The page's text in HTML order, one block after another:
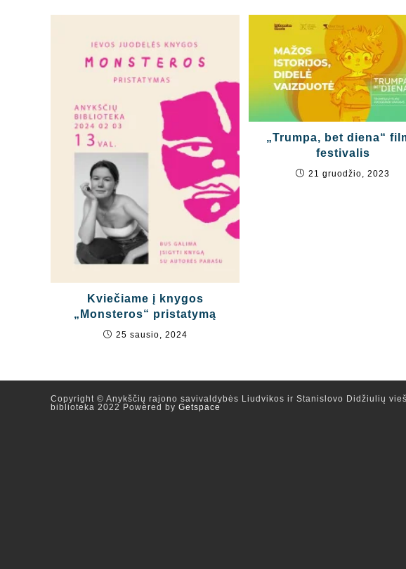
Kviečiame į knygos
„Monsteros“ pristatymą
25 sausio, 2024
„Trumpa, bet diena“
festivalis
21 gruodžio, 2023
Copyright © Anykščių rajono savivaldybės Liudvikos ir Stanislovo Didžiulių
biblioteka 2022 Powered by Getspace